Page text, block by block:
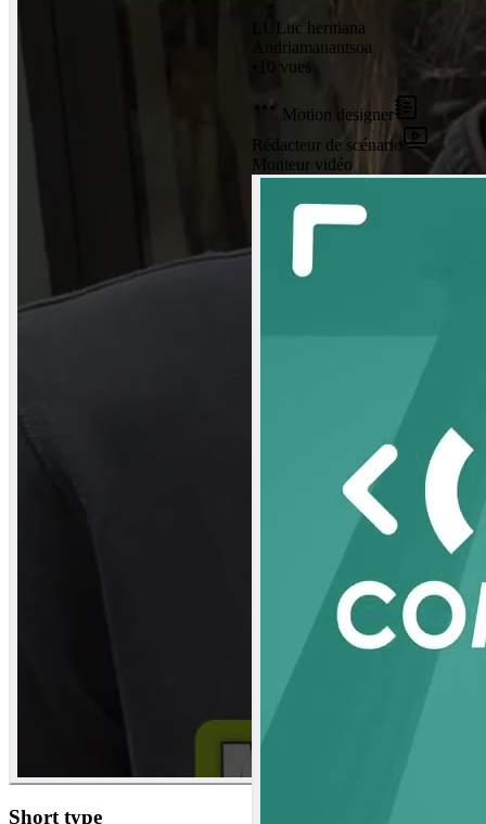
Short type
Luc heritiana
Andriamanantsoa
vues
Motion designer
Rédacteur de scénario
Monteur vidéo